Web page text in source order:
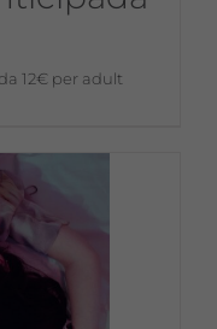
12€ per adult